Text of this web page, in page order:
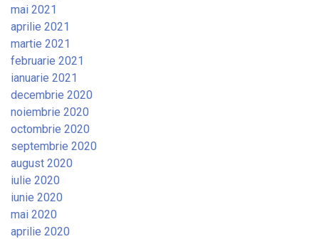
mai 2021
aprilie 2021
martie 2021
februarie 2021
ianuarie 2021
decembrie 2020
noiembrie 2020
octombrie 2020
septembrie 2020
august 2020
iulie 2020
iunie 2020
mai 2020
aprilie 2020